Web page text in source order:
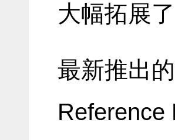
大幅拓展
最新推出
Reference